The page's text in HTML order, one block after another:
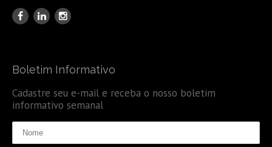
Boletim Informativo
Cadastre seu e-mail e receba o nosso boletim
informativo semanal